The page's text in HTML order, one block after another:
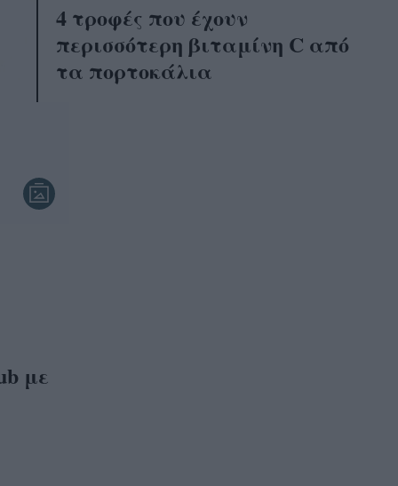
4 τροφές που έχουν
περισσότερη βιταμίνη C από
τα πορτοκάλια
με